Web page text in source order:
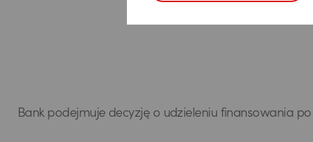
Bank podejmuje decyzję o udzieleniu finansowania